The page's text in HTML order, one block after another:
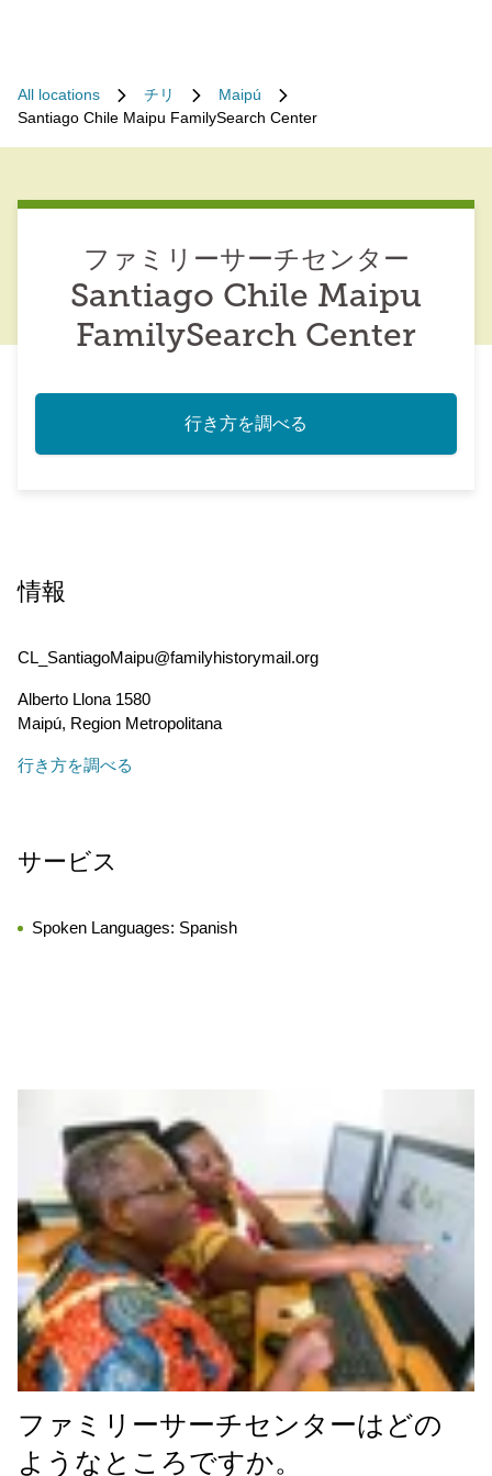
All locations チリ
Maipú
Santiago Chile Maipu FamilySearch Center
ファミリーサーチセンター
Santiago Chile Maipu
FamilySearch Center
行き方を調べる
情報
CL_SantiagoMaipu@familyhistorymail.org
Alberto Llona 1580
Maipú, Region Metropolitana
行き方を調べる
サービス
Spoken Languages: Spanish
ファミリーサーチセンターはどの
ようなところですか。